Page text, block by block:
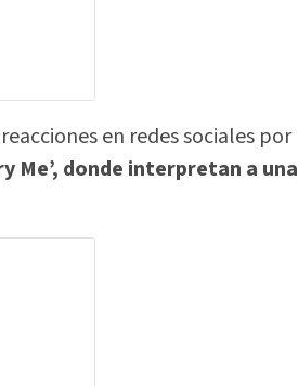
en redes sociales por
Me’, donde interpretan a una